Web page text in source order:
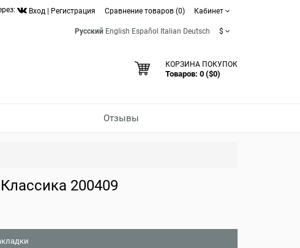
Вход Регистрация Сравнение товаров (0) Кабинет
Русский English Español Italian Deutsch $
КОРЗИНА ПОКУПОК
Товаров: 0 ($0)
Отзывы
200409